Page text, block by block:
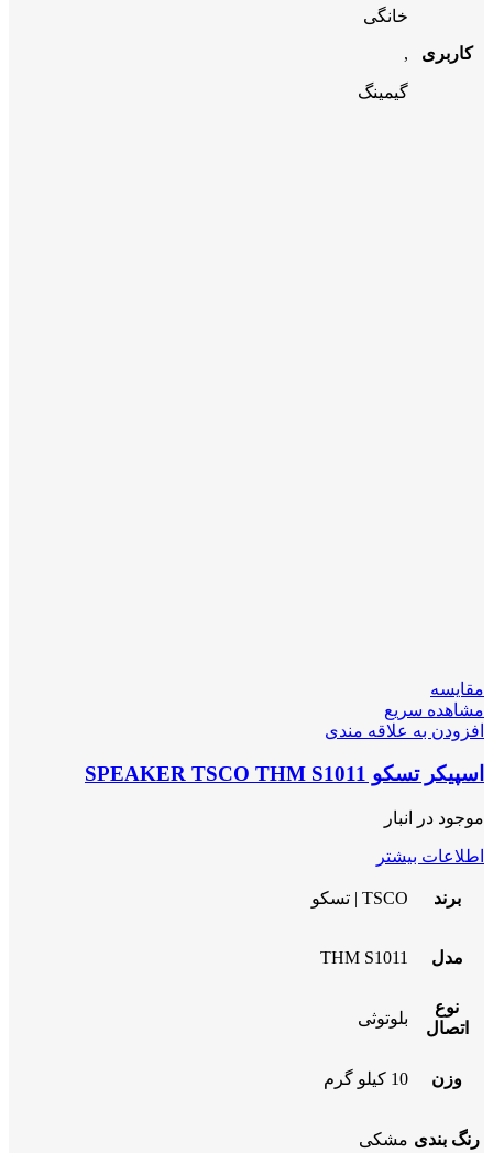
کاربری
خانگی
,
گیمینگ
مقایسه
مشاهده سریع
افزودن به علاقه مندی
اسپیکر تسکو SPEAKER TSCO THM S1011
موجود در انبار
اطلاعات بیشتر
برند TSCO | تسکو
مدل THM S1011
نوع
اتصال
بلوتوثی
وزن 10 کیلو گرم
رنگ بندی مشکی